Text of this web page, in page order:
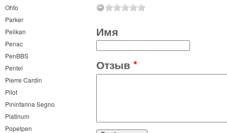
Ohto
Parker
Pelikan
Penac
PenBBS
Pentel
Pierre Cardin
Pilot
Pininfarina Segno
Platinum
Popelpen
Имя
Отзыв *